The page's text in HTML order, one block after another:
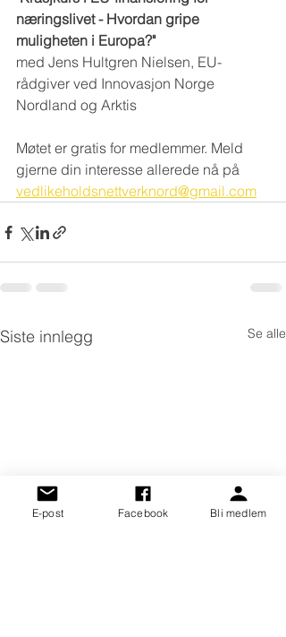
næringslivet - Hvordan gripe
muligheten i Europa?"
med Jens Hultgren Nielsen, EU-
rådgiver ved Innovasjon Norge
Nordland og Arktis
Møtet er gratis for medlemmer. Meld
gjerne din interesse allerede nå på
vedlikeholdsnettverknord@gmail.com
Siste innlegg Se alle
E-post Facebook Bli medlem